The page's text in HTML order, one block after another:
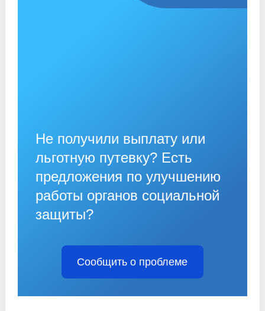
Не получили выплату или
льготную путевку? Есть
предложения по улучшению
работы органов социальной
защиты?
Сообщить о проблеме